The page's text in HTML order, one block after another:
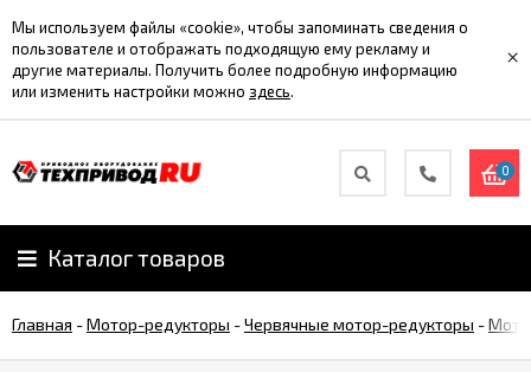
Мы используем файлы «cookie», чтобы запоминать сведения о
пользователе и отображать подходящую ему рекламу и
другие материалы. Получить более подробную информацию
или изменить настройки можно здесь.
×
0
Каталог товаров
Главная -Мотор-редукторы -Червячные мотор-редукторы -